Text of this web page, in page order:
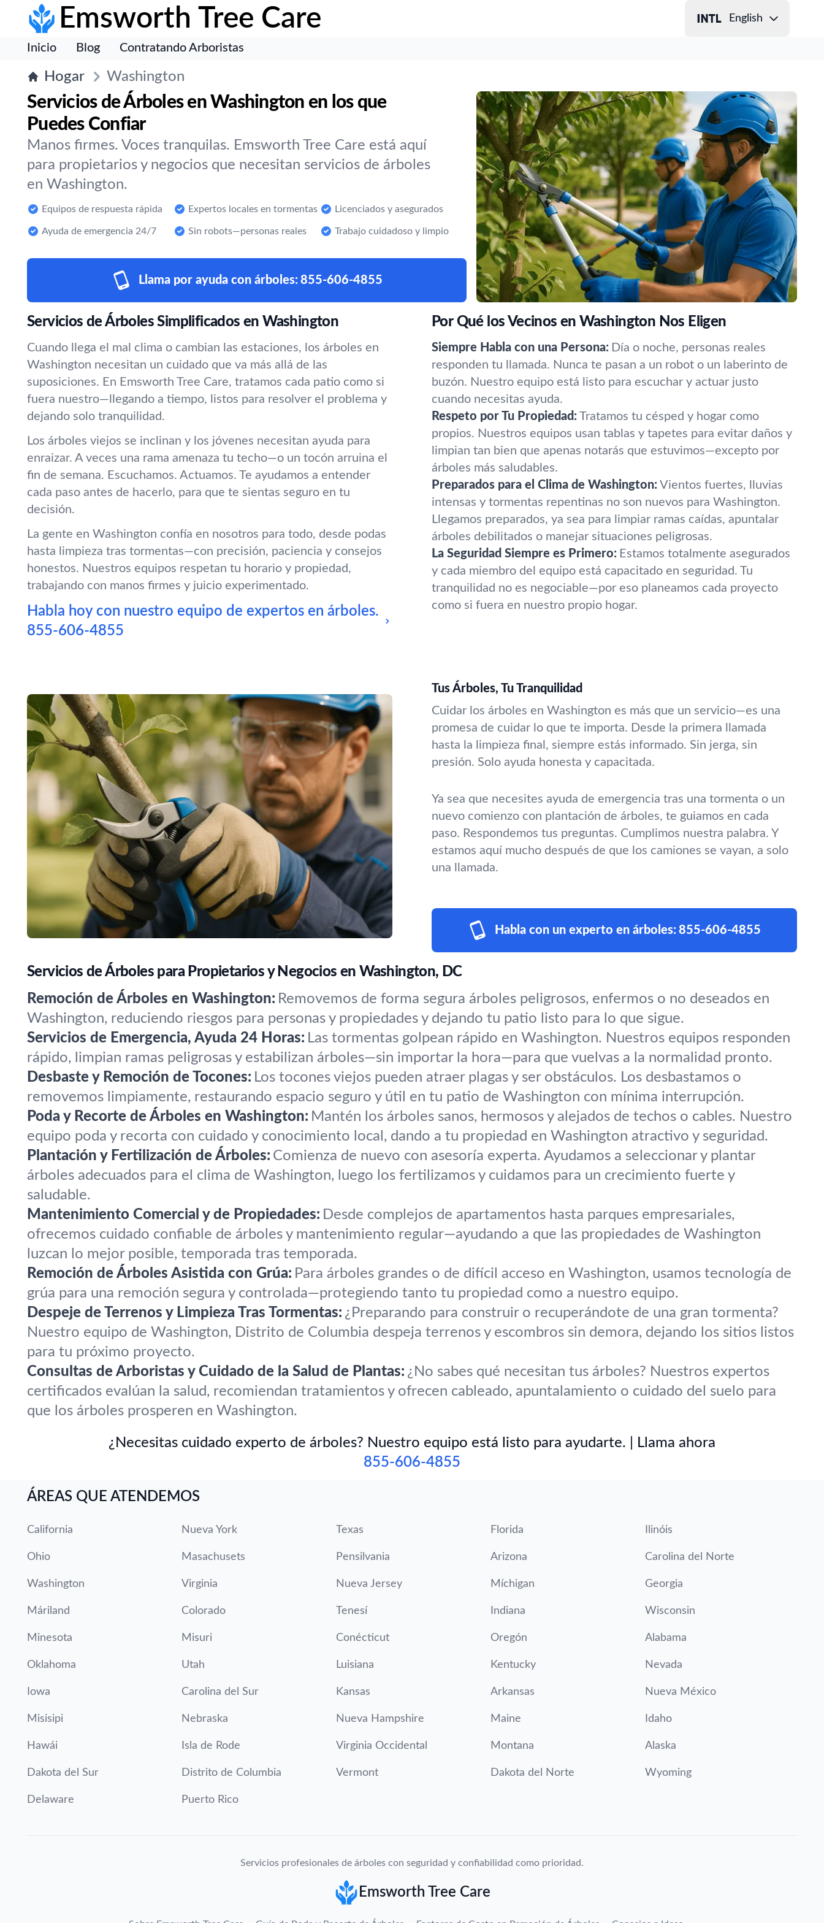
Emsworth Tree Care English
Inicio Blog Contratando Arboristas
Hogar Washington
Servicios de Árboles en Washington en los que
Puedes Confiar
Manos firmes. Voces tranquilas. Emsworth Tree Care está aquí
para propietarios y negocios que necesitan servicios de árboles
en Washington.
Equipos de respuesta rápida Expertos locales en tormentas Licenciados y asegurados
Ayuda de emergencia 24/7 Sin robots—personas reales Trabajo cuidadoso y limpio
Llama por ayuda con árboles: 855-606-4855
Servicios de Árboles Simplificados en Washington
Cuando llega el mal clima o cambian las estaciones, los árboles en
Washington necesitan un cuidado que va más allá de las
suposiciones. En Emsworth Tree Care, tratamos cada patio como si
fuera nuestro—llegando a tiempo, listos para resolver el problema y
dejando solo tranquilidad.
Los árboles viejos se inclinan y los jóvenes necesitan ayuda para
enraizar. A veces una rama amenaza tu techo—o un tocón arruina el
fin de semana. Escuchamos. Actuamos. Te ayudamos a entender
cada paso antes de hacerlo, para que te sientas seguro en tu
decisión.
La gente en Washington confía en nosotros para todo, desde podas
hasta limpieza tras tormentas—con precisión, paciencia y consejos
honestos. Nuestros equipos respetan tu horario y propiedad,
trabajando con manos firmes y juicio experimentado.
Habla hoy con nuestro equipo de expertos en árboles.
855-606-4855
Por Qué los Vecinos en Washington Nos Eligen
Siempre Habla con una Persona: Día o noche, personas reales
responden tu llamada. Nunca te pasan a un robot o un laberinto de
buzón. Nuestro equipo está listo para escuchar y actuar justo
cuando necesitas ayuda.
Respeto por Tu Propiedad: Tratamos tu césped y hogar como
propios. Nuestros equipos usan tablas y tapetes para evitar daños y
limpian tan bien que apenas notarás que estuvimos—excepto por
árboles más saludables.
Preparados para el Clima de Washington: Vientos fuertes, lluvias
intensas y tormentas repentinas no son nuevos para Washington.
Llegamos preparados, ya sea para limpiar ramas caídas, apuntalar
árboles debilitados o manejar situaciones peligrosas.
La Seguridad Siempre es Primero: Estamos totalmente asegurados
y cada miembro del equipo está capacitado en seguridad. Tu
tranquilidad no es negociable—por eso planeamos cada proyecto
como si fuera en nuestro propio hogar.
Tus Árboles, Tu Tranquilidad
Cuidar los árboles en Washington es más que un servicio—es una
promesa de cuidar lo que te importa. Desde la primera llamada
hasta la limpieza final, siempre estás informado. Sin jerga, sin
presión. Solo ayuda honesta y capacitada.
Ya sea que necesites ayuda de emergencia tras una tormenta o un
nuevo comienzo con plantación de árboles, te guiamos en cada
paso. Respondemos tus preguntas. Cumplimos nuestra palabra. Y
estamos aquí mucho después de que los camiones se vayan, a solo
una llamada.
Habla con un experto en árboles: 855-606-4855
Servicios de Árboles para Propietarios y Negocios en Washington, DC
Remoción de Árboles en Washington: Removemos de forma segura árboles peligrosos, enfermos o no deseados en
Washington, reduciendo riesgos para personas y propiedades y dejando tu patio listo para lo que sigue.
Servicios de Emergencia, Ayuda 24 Horas: Las tormentas golpean rápido en Washington. Nuestros equipos responden
rápido, limpian ramas peligrosas y estabilizan árboles—sin importar la hora—para que vuelvas a la normalidad pronto.
Desbaste y Remoción de Tocones: Los tocones viejos pueden atraer plagas y ser obstáculos. Los desbastamos o
removemos limpiamente, restaurando espacio seguro y útil en tu patio de Washington con mínima interrupción.
Poda y Recorte de Árboles en Washington: Mantén los árboles sanos, hermosos y alejados de techos o cables. Nuestro
equipo poda y recorta con cuidado y conocimiento local, dando a tu propiedad en Washington atractivo y seguridad.
Plantación y Fertilización de Árboles: Comienza de nuevo con asesoría experta. Ayudamos a seleccionar y plantar
árboles adecuados para el clima de Washington, luego los fertilizamos y cuidamos para un crecimiento fuerte y
saludable.
Mantenimiento Comercial y de Propiedades: Desde complejos de apartamentos hasta parques empresariales,
ofrecemos cuidado confiable de árboles y mantenimiento regular—ayudando a que las propiedades de Washington
luzcan lo mejor posible, temporada tras temporada.
Remoción de Árboles Asistida con Grúa: Para árboles grandes o de difícil acceso en Washington, usamos tecnología de
grúa para una remoción segura y controlada—protegiendo tanto tu propiedad como a nuestro equipo.
Despeje de Terrenos y Limpieza Tras Tormentas: ¿Preparando para construir o recuperándote de una gran tormenta?
Nuestro equipo de Washington, Distrito de Columbia despeja terrenos y escombros sin demora, dejando los sitios listos
para tu próximo proyecto.
Consultas de Arboristas y Cuidado de la Salud de Plantas: ¿No sabes qué necesitan tus árboles? Nuestros expertos
certificados evalúan la salud, recomiendan tratamientos y ofrecen cableado, apuntalamiento o cuidado del suelo para
que los árboles prosperen en Washington.
¿Necesitas cuidado experto de árboles? Nuestro equipo está listo para ayudarte. | Llama ahora
855-606-4855
ÁREAS QUE ATENDEMOS
California Nueva York Texas Florida Ilinóis
Ohio Masachusets Pensilvania Arizona Carolina del Norte
Washington Virginia Nueva Jersey Míchigan Georgia
Máriland Colorado Tenesí Indiana Wisconsin
Minesota Misuri Conécticut Oregón Alabama
Oklahoma Utah Luisiana Kentucky Nevada
Iowa Carolina del Sur Kansas Arkansas Nueva México
Misisipi Nebraska Nueva Hampshire Maine Idaho
Hawái Isla de Rode Virginia Occidental Montana Alaska
Dakota del Sur Distrito de Columbia Vermont Dakota del Norte Wyoming
Delaware Puerto Rico
Servicios profesionales de árboles con seguridad y confiabilidad como prioridad.
Emsworth Tree Care